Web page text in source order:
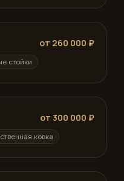
от 260 000 ₽
стойки
от 300 000 ₽
ковка